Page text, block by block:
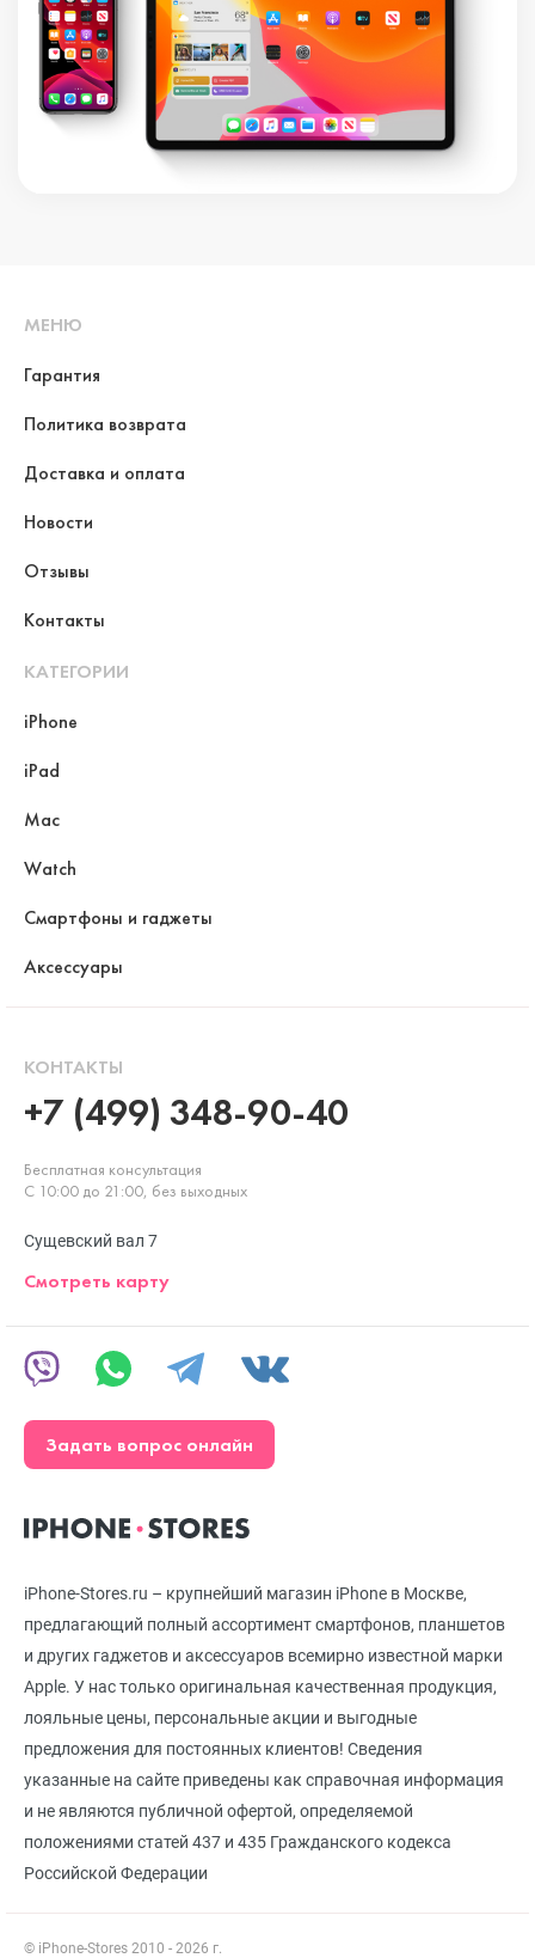
iPhone-Stores.ru – крупнейший магазин iPhone в Москве,
предлагающий полный ассортимент смартфонов, планшетов
и других гаджетов и аксессуаров всемирно известной марки
Apple. У нас только оригинальная качественная продукция,
лояльные цены, персональные акции и выгодные
предложения для постоянных клиентов! Сведения
указанные на сайте приведены как справочная информация
и не являются публичной офертой, определяемой
положениями статей 437 и 435 Гражданского кодекса
Российской Федерации
© iPhone-Stores 2010 - 2026 г.
МЕНЮ
Гарантия
Политика возврата
Доставка и оплата
Новости
Отзывы
Контакты
КАТЕГОРИИ
iPhone
iPad
Mac
Watch
Смартфоны и гаджеты
Аксессуары
КОНТАКТЫ
+7 (499) 348-90-40
Бесплатная консультация
С 10:00 до 21:00, без выходных
Сущевский вал 7
Смотреть карту
Задать вопрос онлайн